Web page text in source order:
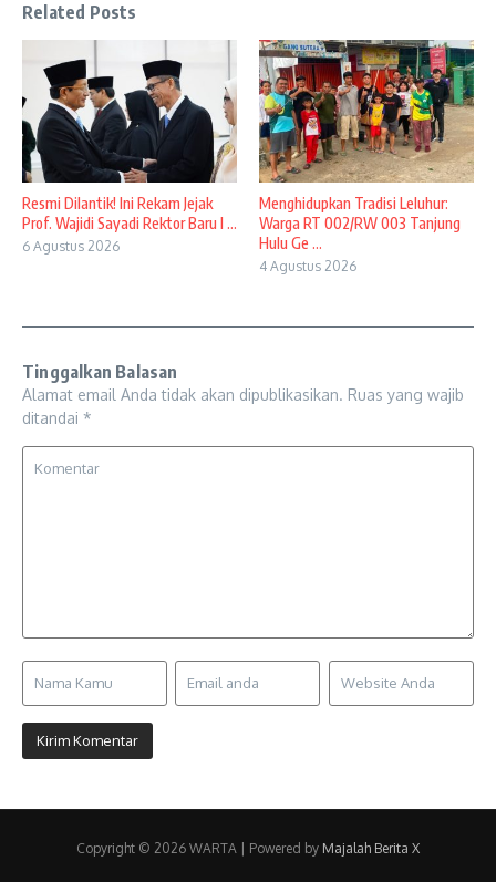
Related Posts
Resmi Dilantik! Ini Rekam Jejak
Prof. Wajidi Sayadi Rektor Baru I ...
6 Agustus 2026
Menghidupkan Tradisi Leluhur:
Warga RT 002/RW 003 Tanjung
Hulu Ge ...
4 Agustus 2026
Tinggalkan Balasan
Alamat email Anda tidak akan dipublikasikan. Ruas yang wajib
ditandai *
Copyright © 2026 WARTA | Powered by Majalah Berita X